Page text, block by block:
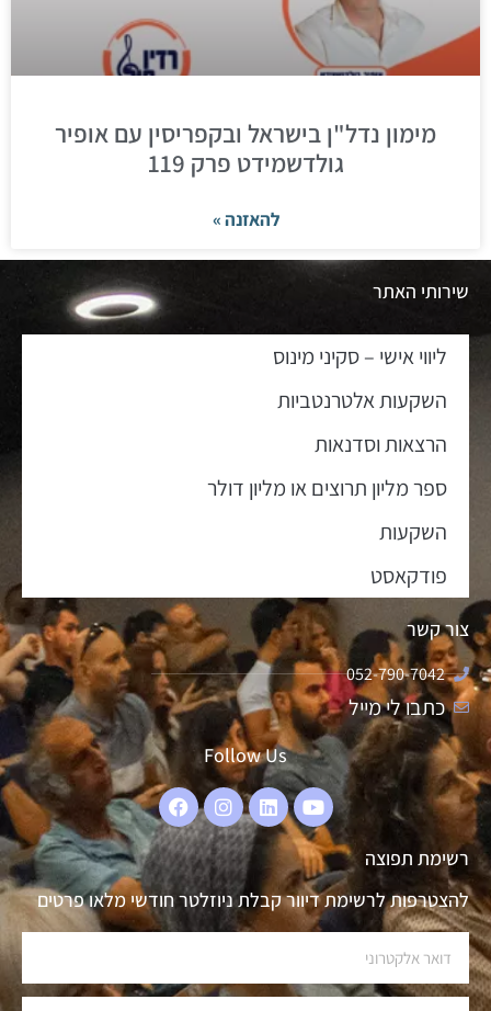
מימון נדל"ן בישראל ובקפריסין עם אופיר
גולדשמידט פרק 119
להאזנה »
שירותי האתר
ליווי אישי – סקיני מינוס
השקעות אלטרנטביות
הרצאות וסדנאות
ספר מליון תרוצים או מליון דולר
השקעות
פודקאסט
צור קשר
052-790-7042
כתבו לי מייל
Follow Us
רשימת תפוצה
להצטרפות לרשימת דיוור קבלת ניוזלטר חודשי מלאו פרטים